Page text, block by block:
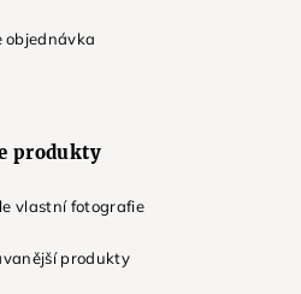
objednávka
produkty
vlastní fotografie
produkty